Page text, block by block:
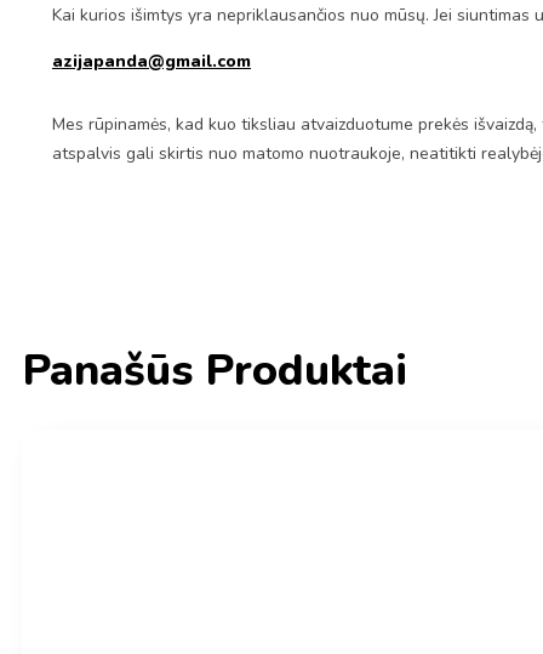
Kai kurios išimtys yra nepriklausančios nuo mūsų. Jei siuntimas
azijapanda@gmail.com
Mes rūpinamės, kad kuo tiksliau atvaizduotume prekės
atspalvis gali skirtis nuo matomo nuotraukoje, neatitikti
Panašūs Produktai